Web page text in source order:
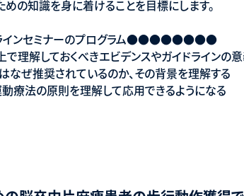
めの知識を身に着けることを目標にします。
セミナーのプログラム●●●●●●●●
で理解しておくべきエビデンスやガイドラインの
なぜ推奨されているのか、その背景を理解する
療法の原則を理解して応用できるようになる